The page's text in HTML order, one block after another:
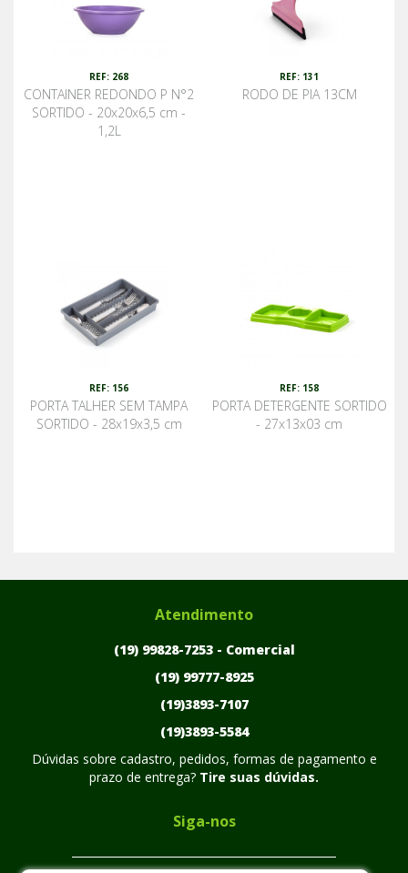
REF: 268
CONTAINER REDONDO P N°2
SORTIDO - 20x20x6,5 cm -
1,2L
REF: 131
RODO DE PIA 13CM
REF: 156
PORTA TALHER SEM TAMPA
SORTIDO - 28x19x3,5 cm
REF: 158
PORTA DETERGENTE SORTIDO
- 27x13x03 cm
Atendimento
(19) 99828-7253 - Comercial
(19) 99777-8925
(19)3893-7107
(19)3893-5584
Dúvidas sobre cadastro, pedidos, formas de pagamento e
prazo de entrega? Tire suas dúvidas.
Siga-nos